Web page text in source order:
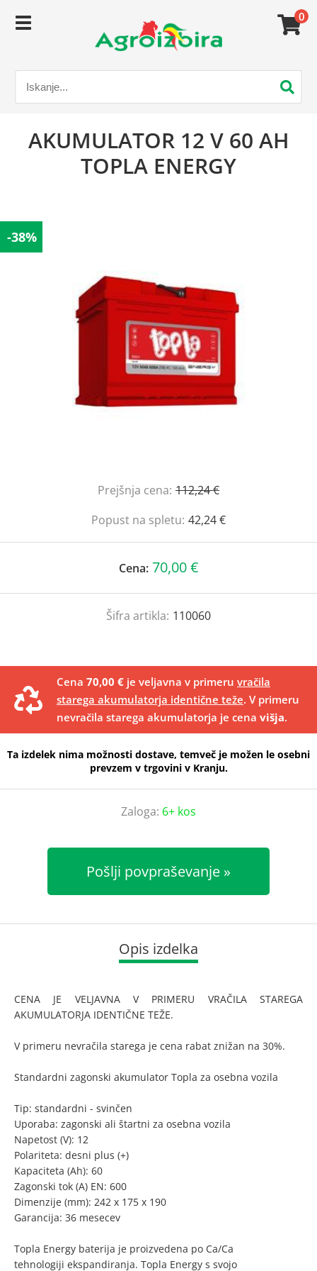
0
AKUMULATOR 12 V 60 AH
TOPLA ENERGY
-38%
Prejšnja cena: 112,24 €
Popust na spletu: 42,24 €
Cena: 70,00 €
Šifra artikla: 110060
Cena 70,00 € je veljavna v primeru vračila
starega akumulatorja identične teže. V primeru
nevračila starega akumulatorja je cena višja.
Ta izdelek nima možnosti dostave, temveč je možen le osebni
prevzem v trgovini v Kranju.
Zaloga: 6+ kos
Pošlji povpraševanje
Opis izdelka
CENA JE VELJAVNA V PRIMERU VRAČILA STAREGA
AKUMULATORJA IDENTIČNE TEŽE.
V primeru nevračila starega je cena rabat znižan na 30%.
Standardni zagonski akumulator Topla za osebna vozila
Tip: standardni - svinčen
Uporaba: zagonski ali štartni za osebna vozila
Napetost (V): 12
Polariteta: desni plus (+)
Kapaciteta (Ah): 60
Zagonski tok (A) EN: 600
Dimenzije (mm): 242 x 175 x 190
Garancija: 36 mesecev
Topla Energy baterija je proizvedena po Ca/Ca
tehnologiji ekspandiranja. Topla Energy s svojo